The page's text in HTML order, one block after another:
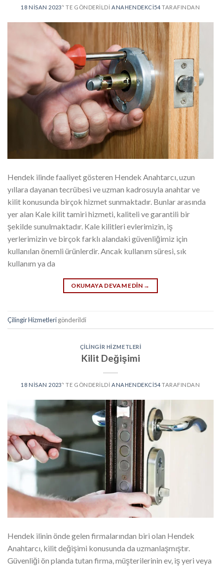
18 NISAN 2023’' TE GÖNDERILDI ANAHENDEKCI54 TARAFINDAN
Hendek ilinde faaliyet gösteren Hendek Anahtarcı, uzun
yıllara dayanan tecrübesi ve uzman kadrosuyla anahtar ve
kilit konusunda birçok hizmet sunmaktadır. Bunlar arasında
yer alan Kale kilit tamiri hizmeti, kaliteli ve garantili bir
şekilde sunulmaktadır. Kale kilitleri evlerimizin, iş
yerlerimizin ve birçok farklı alandaki güvenliğimiz için
kullanılan önemli ürünlerdir. Ancak kullanım süresi, sık
kullanım ya da
OKUMAYA DEVAM EDIN →
Çilingir Hizmetlerigönderildi
ÇILINGIR HIZMETLERI
Kilit Değişimi
18 NISAN 2023’' TE GÖNDERILDI ANAHENDEKCI54 TARAFINDAN
Hendek ilinin önde gelen firmalarından biri olan Hendek
Anahtarcı, kilit değişimi konusunda da uzmanlaşmıştır.
Güvenliği ön planda tutan firma, müşterilerinin ev, iş yeri veya